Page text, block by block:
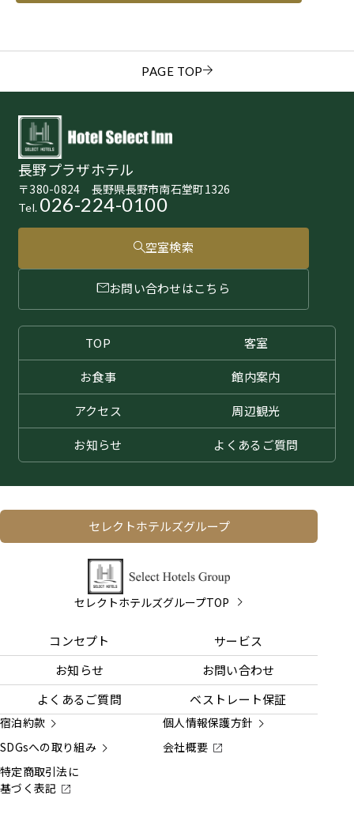
PAGE TOP
長野プラザホテル
〒380-0824 長野県長野市南石堂町1326
Tel. 026-224-0100
空室検索
お問い合わせはこちら
TOP 客室
お食事 館内案内
アクセス 周辺観光
お知らせ よくある ご質問
セレクトホテルズグループ
セレクトホテルズグループTOP
コンセプト
サービス
お知らせ
お問い合わせ
よくあるご質問
ベストレート保証
宿泊約款
個人情報保護方針
SDGsへの取り組み
会社概要
特定商取引法に
基づく表記